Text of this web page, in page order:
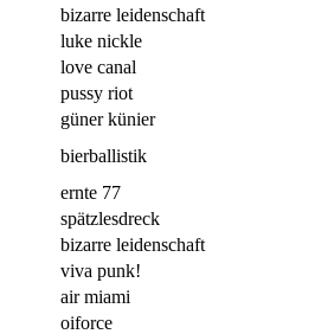
bizarre leidenschaft
luke nickle
love canal
pussy riot
güner künier
bierballistik
ernte 77
spätzlesdreck
bizarre leidenschaft
viva punk!
air miami
oiforce